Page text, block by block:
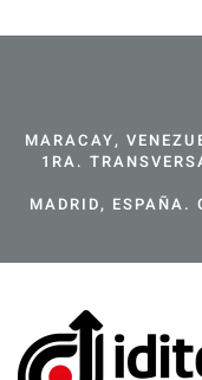
MARACAY,
1RA.
MADRID, ESPAÑA.